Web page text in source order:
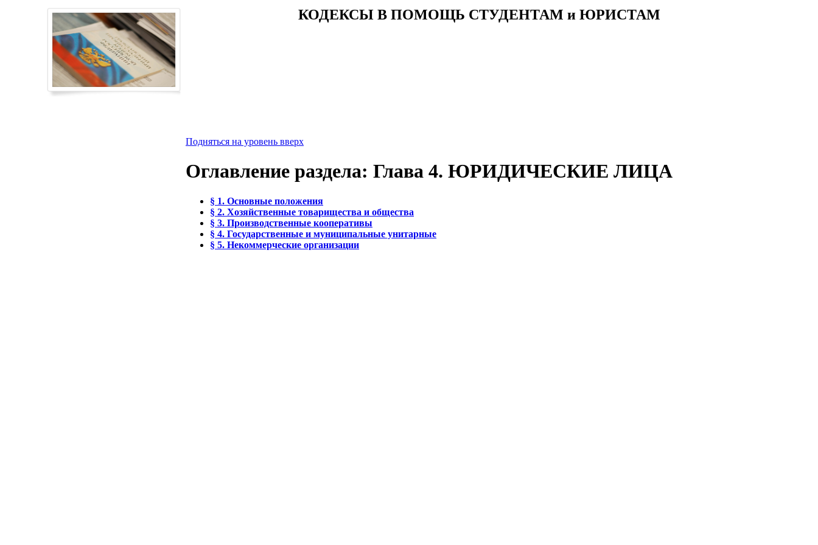
КОДЕКСЫ В ПОМОЩЬ СТУДЕНТАМ и ЮРИСТАМ
Подняться на уровень вверх
Оглавление раздела: Глава 4. ЮРИДИЧЕСКИЕ ЛИЦА
§ 1. Основные положения
§ 2. Хозяйственные товарищества и общества
§ 3. Производственные кооперативы
§ 4. Государственные и муниципальные унитарные
§ 5. Некоммерческие организации